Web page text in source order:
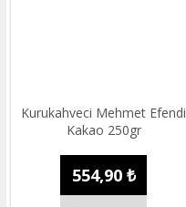
Kurukahveci Mehmet Efendi
Kakao 250gr
554,90 ₺